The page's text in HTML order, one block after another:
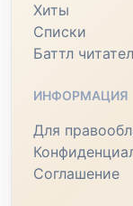
Хиты
Списки
Баттл
ИНФОРМАЦИЯ
Для
Соглашение